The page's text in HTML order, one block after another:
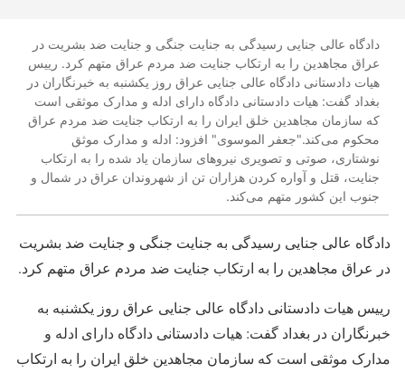
دادگاه عالی جنایی رسیدگی به جنایت جنگی و جنایت ضد بشریت در
عراق مجاهدین را به ارتکاب جنایت ضد مردم عراق متهم کرد. رییس
هیات دادستانی دادگاه عالی جنایی عراق روز یکشنبه به خبرنگاران در
بغداد گفت: هیات دادستانی دادگاه دارای ادله و مدارک موثقی است
که سازمان مجاهدین خلق ایران را به ارتکاب جنایت ضد مردم عراق
محکوم می‌کند."جعفر الموسوی" افزود: ادله و مدارک موثق
نوشتاری، صوتی و تصویری نیروهای سازمان یاد شده را به ارتکاب
جنایت، قتل و آواره کردن هزاران تن از شهروندان عراق در شمال و
جنوب این کشور متهم می‌کند.
دادگاه عالی جنایی رسیدگی به جنایت جنگی و جنایت ضد بشریت
در عراق مجاهدین را به ارتکاب جنایت ضد مردم عراق متهم کرد.
رییس هیات دادستانی دادگاه عالی جنایی عراق روز یکشنبه به
خبرنگاران در بغداد گفت: هیات دادستانی دادگاه دارای ادله و
مدارک موثقی است که سازمان مجاهدین خلق ایران را به ارتکاب